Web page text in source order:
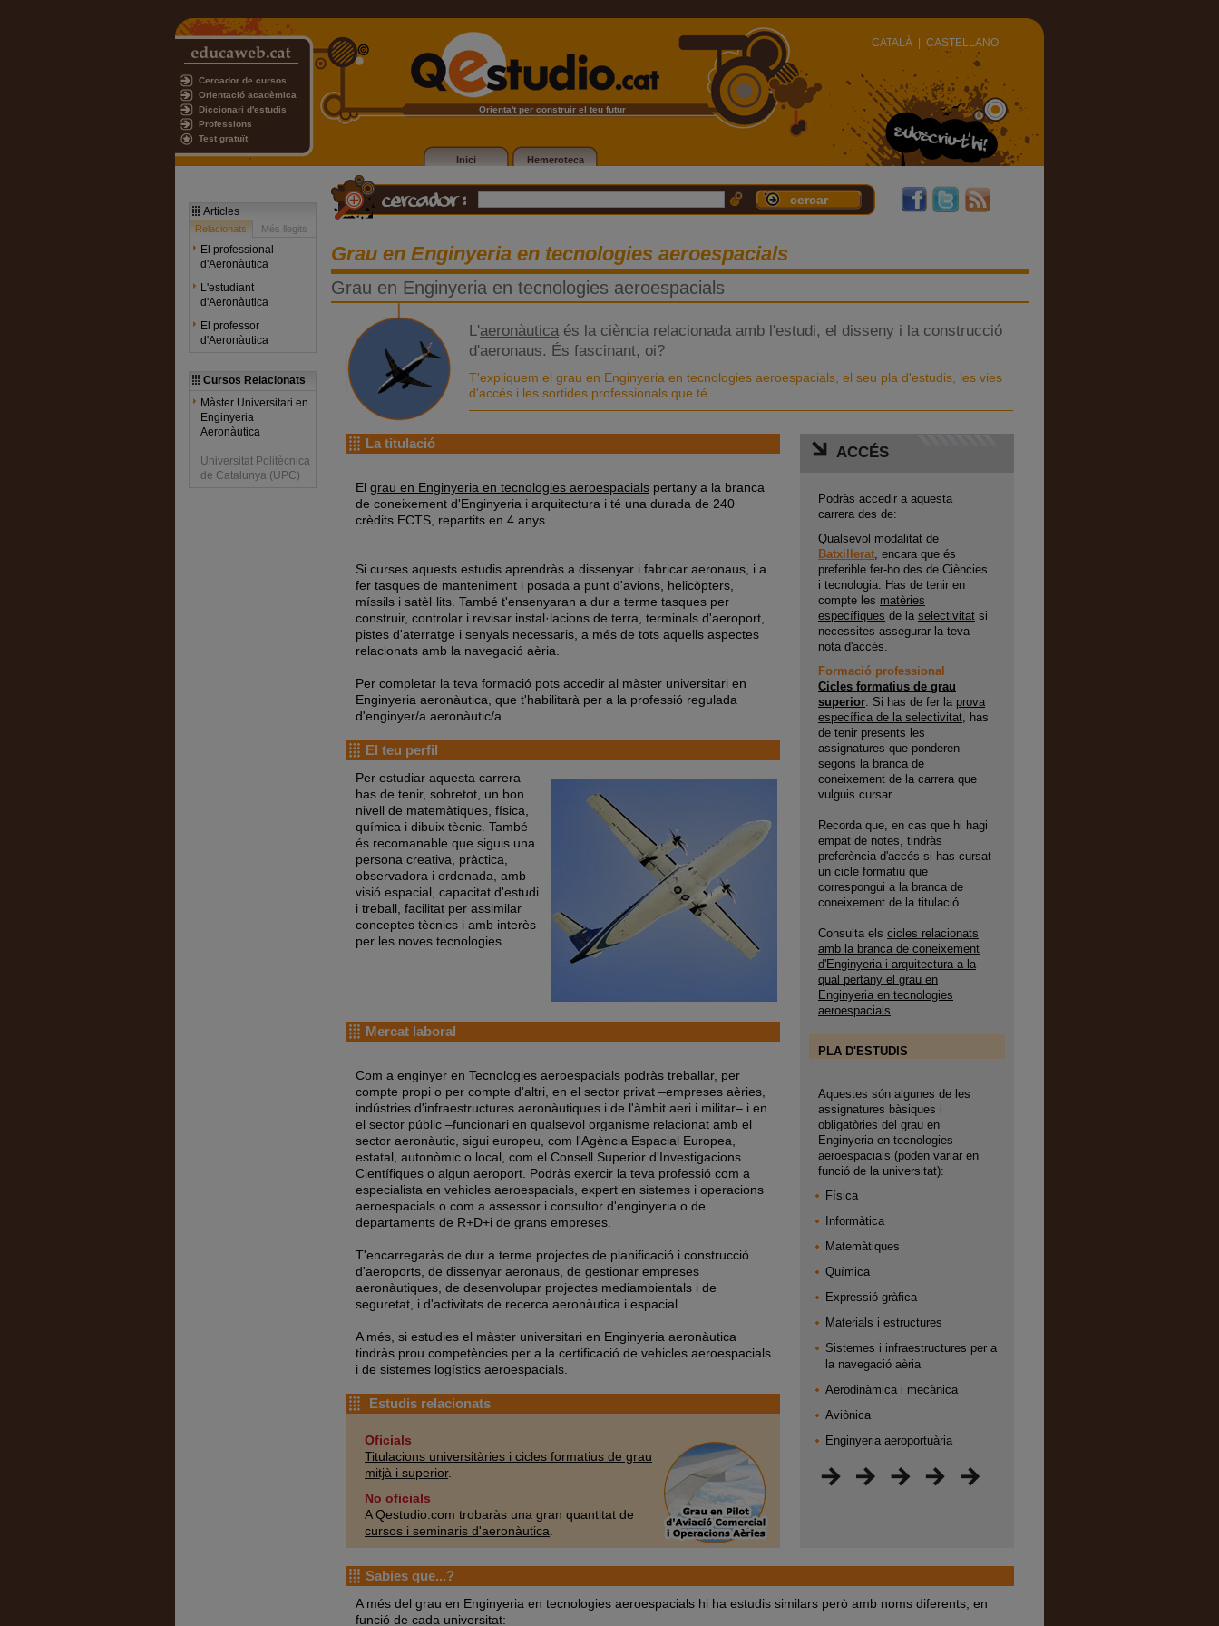
Cercador de cursos
Orientació acadèmica
Diccionari d'estudis
Professions
Test gratuït
Orienta't per construir el teu futur
Inici Hemeroteca
CATALÀ CASTELLANO
Articles
Relacionats Més llegits
El professional
d'Aeronàutica
L'estudiant
d'Aeronàutica
El professor
d'Aeronàutica
Cursos Relacionats
Màster Universitari en
Enginyeria
Aeronàutica
Universitat Politècnica
de Catalunya (UPC)
Grau en Enginyeria en tecnologies aeroespacials
Grau en Enginyeria en tecnologies aeroespacials
L'aeronàuticaés la ciència relacionada amb l'estudi, el disseny i la construcció
d'aeronaus. És fascinant, oi?
T'expliquem el grau en Enginyeria en tecnologies aeroespacials, el seu pla d'estudis, les vies
d'accés i les sortides professionals que té.
La titulació
El grau en Enginyeria en tecnologies aeroespacials pertany a la branca
de coneixement d'Enginyeria i arquitectura i té una durada de 240
crèdits ECTS, repartits en 4 anys.
Si curses aquests estudis aprendràs a dissenyar i fabricar aeronaus, i a
fer tasques de manteniment i posada a punt d'avions, helicòpters,
míssils i satèl·lits. També t'ensenyaran a dur a terme tasques per
construir, controlar i revisar instal·lacions de terra, terminals d'aeroport,
pistes d'aterratge i senyals necessaris, a més de tots aquells aspectes
relacionats amb la navegació aèria.
Per completar la teva formació pots accedir al màster universitari en
Enginyeria aeronàutica, que t'habilitarà per a la professió regulada
d'enginyer/a aeronàutic/a.
El teu perfil
Per estudiar aquesta carrera
has de tenir, sobretot, un bon
nivell de matemàtiques, física,
química i dibuix tècnic. També
és recomanable que siguis una
persona creativa, pràctica,
observadora i ordenada, amb
visió espacial, capacitat d'estudi
i treball, facilitat per assimilar
conceptes tècnics i amb interès
per les noves tecnologies.
Mercat laboral
Com a enginyer en Tecnologies aeroespacials podràs treballar, per
compte propi o per compte d'altri, en el sector privat –empreses aèries,
indústries d'infraestructures aeronàutiques i de l'àmbit aeri i militar– i en
el sector públic –funcionari en qualsevol organisme relacionat amb el
sector aeronàutic, sigui europeu, com l'Agència Espacial Europea,
estatal, autonòmic o local, com el Consell Superior d'Investigacions
Científiques o algun aeroport. Podràs exercir la teva professió com a
especialista en vehicles aeroespacials, expert en sistemes i operacions
aeroespacials o com a assessor i consultor d'enginyeria o de
departaments de R+D+i de grans empreses.
T'encarregaràs de dur a terme projectes de planificació i construcció
d'aeroports, de dissenyar aeronaus, de gestionar empreses
aeronàutiques, de desenvolupar projectes mediambientals i de
seguretat, i d'activitats de recerca aeronàutica i espacial.
A més, si estudies el màster universitari en Enginyeria aeronàutica
tindràs prou competències per a la certificació de vehicles aeroespacials
i de sistemes logístics aeroespacials.
Estudis relacionats
Oficials
Titulacions universitàries i cicles formatius de grau
mitjà i superior.
No oficials
A Qestudio.com trobaràs una gran quantitat de
cursos i seminaris d'aeronàutica
ACCÉS
Podràs accedir a aquesta
carrera des de:
Qualsevol modalitat de
Batxillerat, encara que és
preferible fer-ho des de Ciències
i tecnologia. Has de tenir en
compte les matèries
específiques de la selectivitat si
necessites assegurar la teva
nota d'accés.
Formació professional
Cicles formatius de grau
superior. Si has de fer la prova
específica de la selectivitat, has
de tenir presents les
assignatures que ponderen
segons la branca de
coneixement de la carrera que
vulguis cursar.
Recorda que, en cas que hi hagi
empat de notes, tindràs
preferència d'accés si has cursat
un cicle formatiu que
correspongui a la branca de
coneixement de la titulació.
Consulta els cicles relacionats
amb la branca de coneixement
d'Enginyeria i arquitectura a la
qual pertany el grau en
Enginyeria en tecnologies
aeroespacials.
PLA D'ESTUDIS
Aquestes són algunes de les
assignatures bàsiques i
obligatòries del grau en
Enginyeria en tecnologies
aeroespacials (poden variar en
funció de la universitat):
Física
Informàtica
Matemàtiques
Química
Expressió gràfica
Materials i estructures
Sistemes i infraestructures per a
la navegació aèria
Aerodinàmica i mecànica
Aviònica
Enginyeria aeroportuària
Sabies que...?
A més del grau en Enginyeria en tecnologies aeroespacials hi ha estudis similars però amb noms diferents, en
funció de cada universitat: